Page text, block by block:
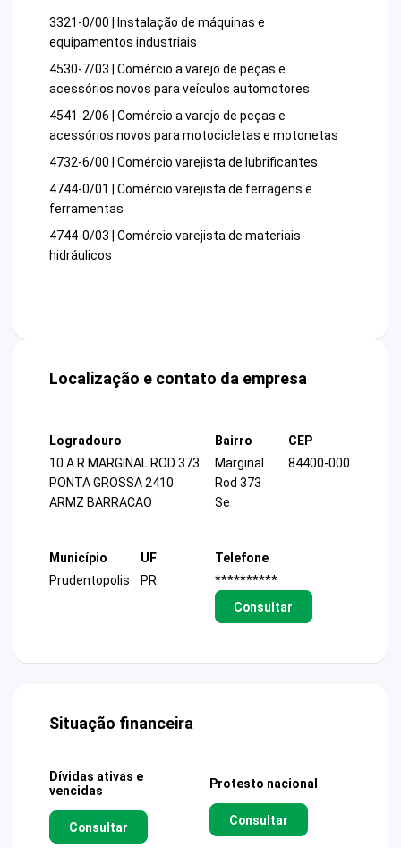
3321-0/00 | Instalação de máquinas e
equipamentos industriais
4530-7/03 | Comércio a varejo de peças e
acessórios novos para veículos automotores
4541-2/06 | Comércio a varejo de peças e
acessórios novos para motocicletas e motonetas
4732-6/00 | Comércio varejista de lubrificantes
4744-0/01 | Comércio varejista de ferragens e
ferramentas
4744-0/03 | Comércio varejista de materiais
hidráulicos
Localização e contato da empresa
Logradouro
10 A R MARGINAL ROD 373
PONTA GROSSA 2410
ARMZ BARRACAO
Bairro
Marginal
Rod 373
Se
CEP
84400-000
Município
Prudentopolis
UF
PR
Telefone
**********
Consultar
Situação financeira
Dívidas ativas e
vencidas
Consultar
Protesto nacional
Consultar